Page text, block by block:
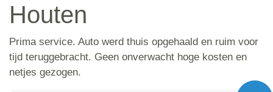
Houten
Prima service. Auto werd thuis opgehaald en ruim voor
tijd teruggebracht. Geen onverwacht hoge kosten en
netjes gezogen.